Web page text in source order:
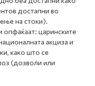
достапни во
на стоки).
царинските
акциза и
како што се
(дозволи или